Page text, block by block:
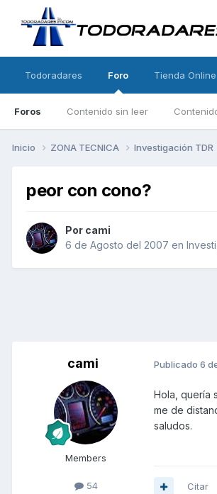
Todoradares Foro
Foros Contenido sin leer
Tienda Online
Inicio ZONA TECNICA Investigación TDR
peor con cono?
Por cami
6 de Agosto del 2007 en
cami
Members
54
Publicado 6
Hola, quería
me de
saludos.
Citar